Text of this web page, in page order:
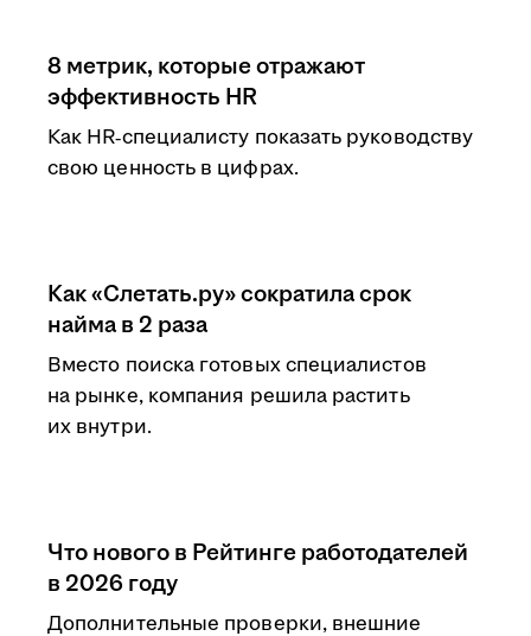
8 метрик, которые отражают
эффективность HR
Как HR‑специалисту показать руководству
свою ценность в цифрах.
Как «Слетать.ру» сократила срок
найма в 2 раза
Вместо поиска готовых специалистов
на рынке, компания решила растить
их внутри.
Что нового в Рейтинге работодателей
в 2026 году
Дополнительные проверки, внешние